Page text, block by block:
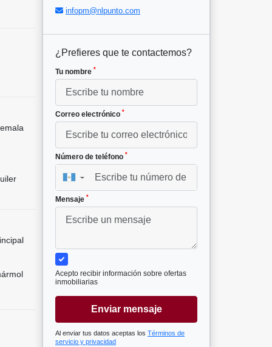
infopm@nlpunto.com
¿Prefieres que te contactemos?
Tu nombre *
Correo electrónico *
Número de teléfono *
▼
Mensaje *
Acepto recibir información sobre ofertas
inmobiliarias
Enviar mensaje
Al enviar tus datos aceptas los Términos de
servicio y privacidad